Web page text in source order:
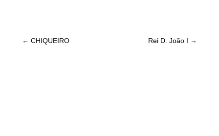
← CHIQUEIRO Rei D. João I →